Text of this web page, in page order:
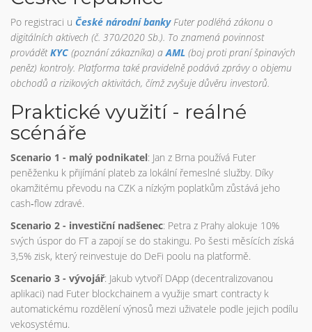
Po registraci u České národní bankyFuter podléhá zákonu o
digitálních aktivech (č. 370/2020 Sb.). To znamená povinnost
provádětKYC (poznání zákazníka) aAML (boj proti praní špinavých
peněz) kontroly. Platforma také pravidelně podává zprávy o objemu
obchodů a rizikových aktivitách, čímž zvyšuje důvěru investorů.
Praktické využití - reálné
scénáře
Scenario 1 - malý podnikatel: Jan z Brna používá Futer
peněženku k přijímání plateb za lokální řemeslné služby. Díky
okamžitému převodu na CZK a nízkým poplatkům zůstává jeho
cash‑flow zdravé.
Scenario 2 - investiční nadšenec: Petra z Prahy alokuje 10%
svých úspor do FT a zapojí se do stakingu. Po šesti měsících získá
3,5% zisk, který reinvestuje do DeFi poolu na platformě.
Scenario 3 - vývojář: Jakub vytvoří DApp (decentralizovanou
aplikaci) nad Futer blockchainem a využije smart contracty k
automatickému rozdělení výnosů mezi uživatele podle jejich podílu
vekosystému.